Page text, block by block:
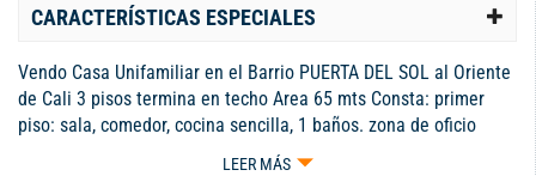
CARACTERÍSTICAS ESPECIALES
Vendo Casa Unifamiliar en el Barrio PUERTA DEL SOL al Oriente
de Cali 3 pisos termina en techo Area 65 mts Consta: primer
piso: sala, comedor, cocina sencilla, 1 baños. zona de oficio
Segundo piso: sala de tv, 3 habitaciones y 2 baño. Tercer piso:
LEER MÁS